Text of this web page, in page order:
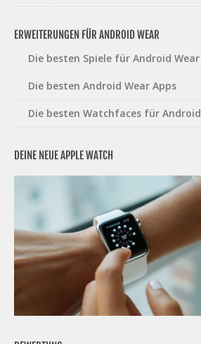
ERWEITERUNGEN FÜR ANDROID WEAR
Die besten Spiele für Android Wear
Die besten Android Wear Apps
Die besten Watchfaces für
DEINE NEUE APPLE WATCH